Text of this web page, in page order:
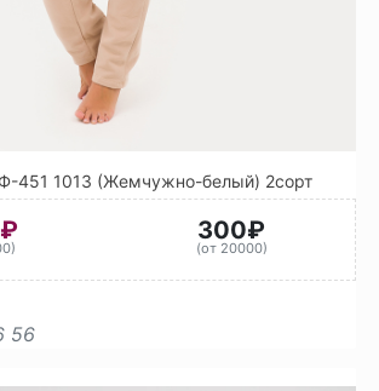
451 1013 (Жемчужно-белый) 2сорт
300₽
(от 20000)
56